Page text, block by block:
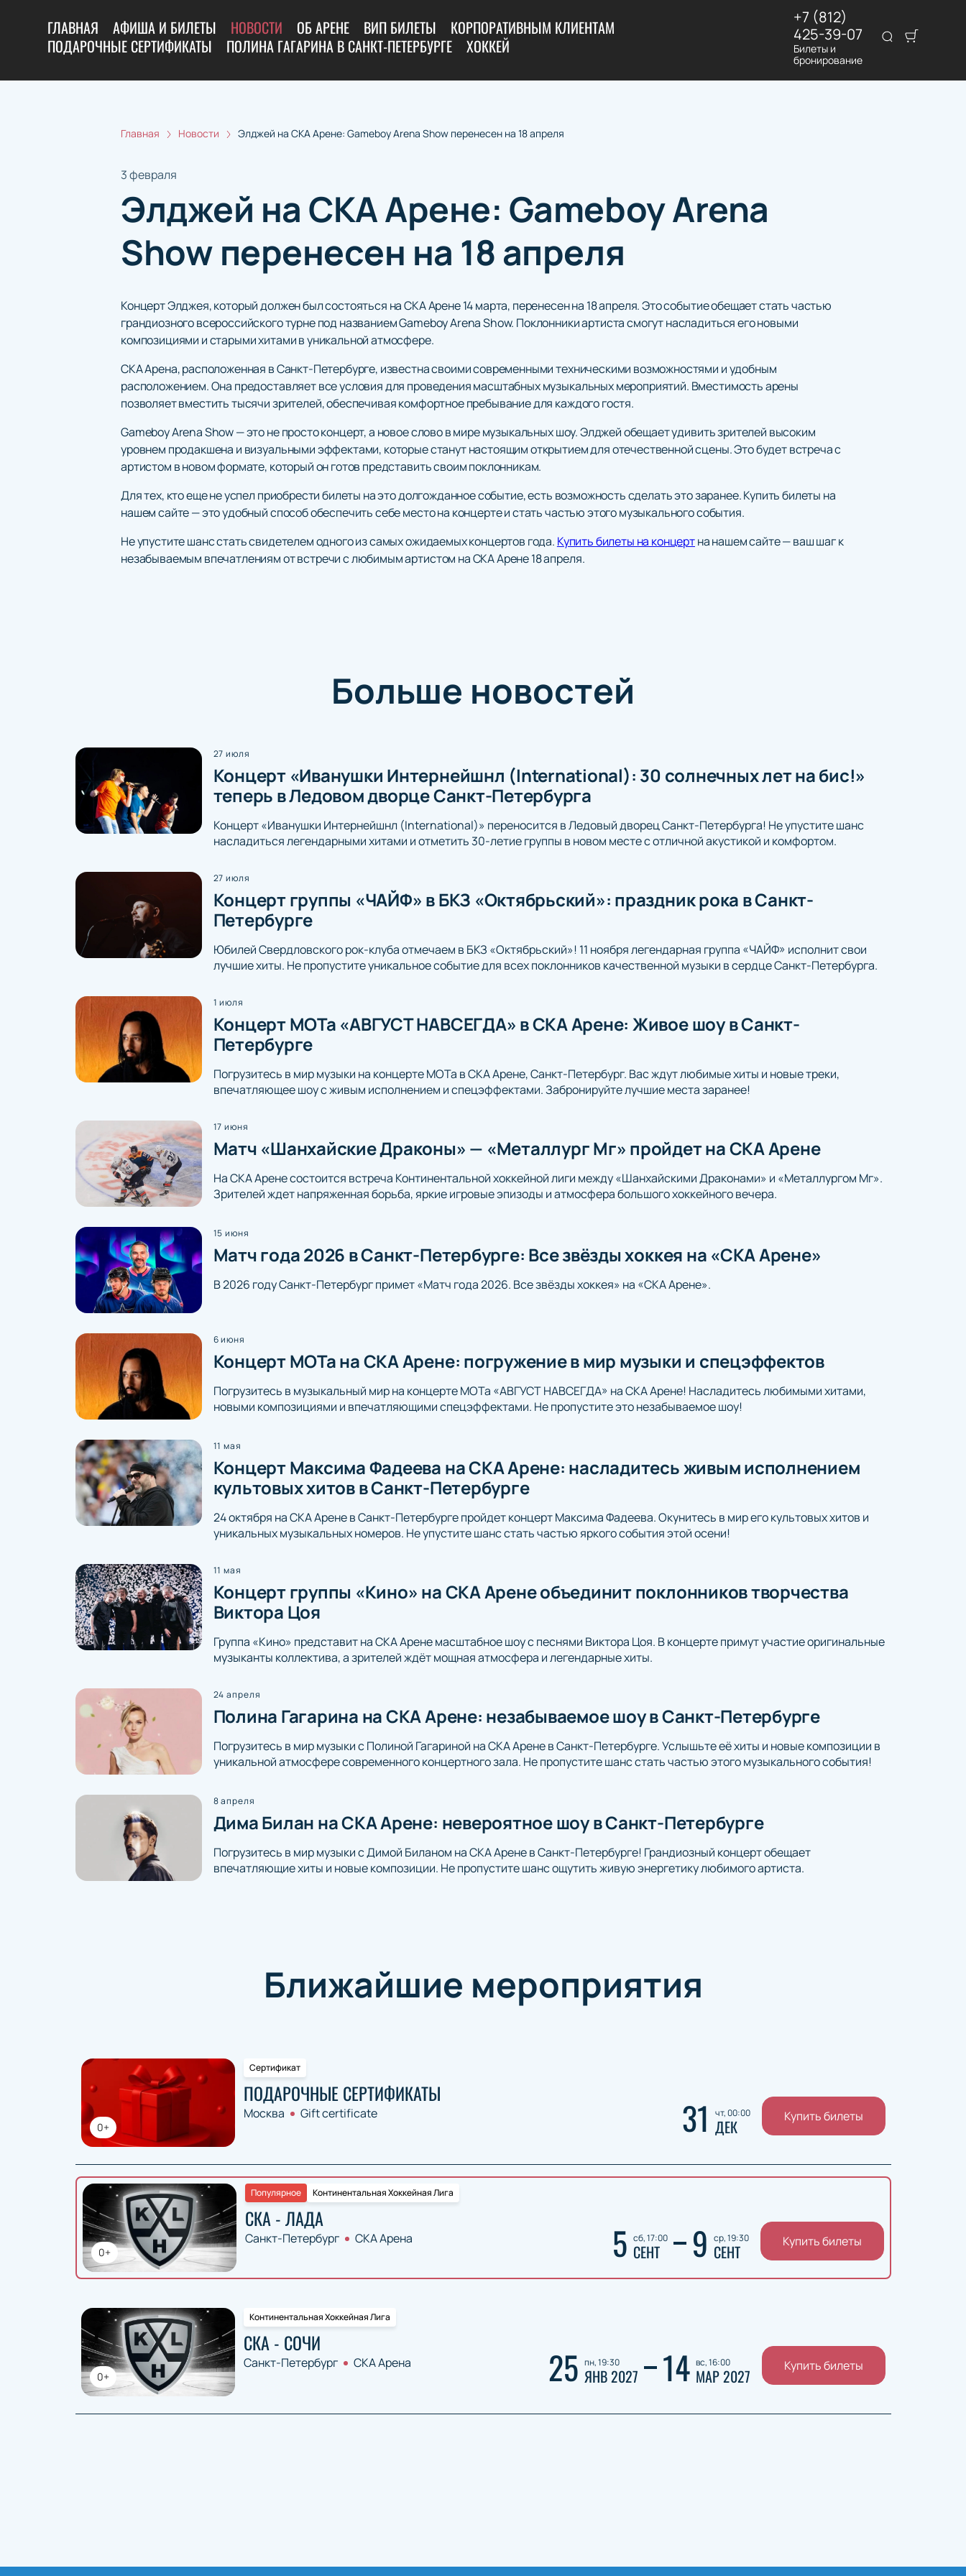
ГЛАВНАЯ АФИША И БИЛЕТЫ НОВОСТИ ОБ АРЕНЕ ВИП БИЛЕТЫ
КОРПОРАТИВНЫМ КЛИЕНТАМ
ПОДАРОЧНЫЕ СЕРТИФИКАТЫ
ПОЛИНА ГАГАРИНА В САНКТ-ПЕТЕРБУРГЕ ХОККЕЙ
+7 (812)
425-39-07
Билеты и
бронирование
Главная Новости Элджей на СКА Арене: Gameboy Arena Show перенесен на 18 апреля
3 февраля
Элджей на СКА Арене: Gameboy Arena
Show перенесен на 18 апреля
Концерт Элджея, который должен был состояться на СКА Арене 14 марта, перенесен на 18 апреля. Это событие обещает стать частью
грандиозного всероссийского турне под названием Gameboy Arena Show. Поклонники артиста смогут насладиться его новыми
композициями и старыми хитами в уникальной атмосфере.
СКА Арена, расположенная в Санкт-Петербурге, известна своими современными техническими возможностями и удобным
расположением. Она предоставляет все условия для проведения масштабных музыкальных мероприятий. Вместимость арены
позволяет вместить тысячи зрителей, обеспечивая комфортное пребывание для каждого гостя.
Gameboy Arena Show — это не просто концерт, а новое слово в мире музыкальных шоу. Элджей обещает удивить зрителей высоким
уровнем продакшена и визуальными эффектами, которые станут настоящим открытием для отечественной сцены. Это будет встреча с
артистом в новом формате, который он готов представить своим поклонникам.
Для тех, кто еще не успел приобрести билеты на это долгожданное событие, есть возможность сделать это заранее. Купить билеты на
нашем сайте — это удобный способ обеспечить себе место на концерте и стать частью этого музыкального события.
Не упустите шанс стать свидетелем одного из самых ожидаемых концертов года. Купить билеты на концертна нашем сайте — ваш шаг к
незабываемым впечатлениям от встречи с любимым артистом на СКА Арене 18 апреля.
Больше новостей
27 июля
Концерт «Иванушки Интернейшнл (International): 30 солнечных лет на бис!»
теперь в Ледовом дворце Санкт-Петербурга
Концерт «Иванушки Интернейшнл (International)» переносится в Ледовый дворец Санкт-Петербурга! Не упустите шанс
насладиться легендарными хитами и отметить 30-летие группы в новом месте с отличной акустикой и комфортом.
27 июля
Концерт группы «ЧАЙФ» в БКЗ «Октябрьский»: праздник рока в Санкт-
Петербурге
Юбилей Свердловского рок-клуба отмечаем в БКЗ «Октябрьский»! 11 ноября легендарная группа «ЧАЙФ» исполнит свои
лучшие хиты. Не пропустите уникальное событие для всех поклонников качественной музыки в сердце Санкт-Петербурга.
1 июля
Концерт МОТа «АВГУСТ НАВСЕГДА» в СКА Арене: Живое шоу в Санкт-
Петербурге
Погрузитесь в мир музыки на концерте МОТа в СКА Арене, Санкт-Петербург. Вас ждут любимые хиты и новые треки,
впечатляющее шоу с живым исполнением и спецэффектами. Забронируйте лучшие места заранее!
17 июня
Матч «Шанхайские Драконы» — «Металлург Мг» пройдет на СКА Арене
На СКА Арене состоится встреча Континентальной хоккейной лиги между «Шанхайскими Драконами» и «Металлургом Мг».
Зрителей ждет напряженная борьба, яркие игровые эпизоды и атмосфера большого хоккейного вечера.
15 июня
Матч года 2026 в Санкт-Петербурге: Все звёзды хоккея на «СКА Арене»
В 2026 году Санкт-Петербург примет «Матч года 2026. Все звёзды хоккея» на «СКА Арене».
6 июня
Концерт МОТа на СКА Арене: погружение в мир музыки и спецэффектов
Погрузитесь в музыкальный мир на концерте МОТа «АВГУСТ НАВСЕГДА» на СКА Арене! Насладитесь любимыми хитами,
новыми композициями и впечатляющими спецэффектами. Не пропустите это незабываемое шоу!
11 мая
Концерт Максима Фадеева на СКА Арене: насладитесь живым исполнением
культовых хитов в Санкт-Петербурге
24 октября на СКА Арене в Санкт-Петербурге пройдет концерт Максима Фадеева. Окунитесь в мир его культовых хитов и
уникальных музыкальных номеров. Не упустите шанс стать частью яркого события этой осени!
11 мая
Концерт группы «Кино» на СКА Арене объединит поклонников творчества
Виктора Цоя
Группа «Кино» представит на СКА Арене масштабное шоу с песнями Виктора Цоя. В концерте примут участие оригинальные
музыканты коллектива, а зрителей ждёт мощная атмосфера и легендарные хиты.
24 апреля
Полина Гагарина на СКА Арене: незабываемое шоу в Санкт-Петербурге
Погрузитесь в мир музыки с Полиной Гагариной на СКА Арене в Санкт-Петербурге. Услышьте её хиты и новые композиции в
уникальной атмосфере современного концертного зала. Не пропустите шанс стать частью этого музыкального события!
8 апреля
Дима Билан на СКА Арене: невероятное шоу в Санкт-Петербурге
Погрузитесь в мир музыки с Димой Биланом на СКА Арене в Санкт-Петербурге! Грандиозный концерт обещает
впечатляющие хиты и новые композиции. Не пропустите шанс ощутить живую энергетику любимого артиста.
Ближайшие мероприятия
0+
Сертификат
ПОДАРОЧНЫЕ СЕРТИФИКАТЫ
Москва Gift certificate 31 чт, 00:00
ДЕК Купить билеты
0+
Континентальная Хоккейная Лига
Популярное
СКА - ЛАДА
Санкт-Петербург СКА Арена 5 сб, 17:00
СЕНТ 9 ср, 19:30
СЕНТ Купить билеты
0+
Континентальная Хоккейная Лига
СКА - СОЧИ
Санкт-Петербург СКА Арена 25 пн, 19:30
ЯНВ 2027 14 вс, 16:00
МАР 2027 Купить билеты